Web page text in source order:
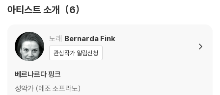
아티스트 소개 6
노래 Bernarda Fink
관심작가 알림신청
베르나르다 핑크
성악가 (메조 소프라노)